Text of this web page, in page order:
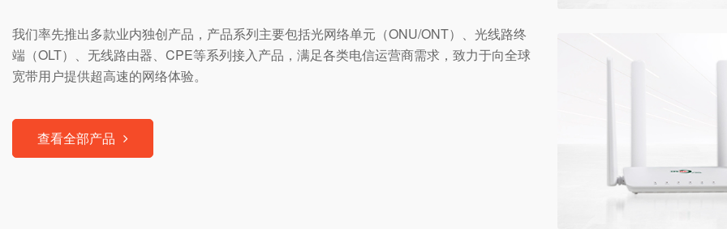
我们率先推出多款业内独创产品，产品系列主要包括光网络单元（ONU/ONT）、光线路终
端（OLT）、无线路由器、CPE等系列接入产品，满足各类电信运营商需求，致力于向全球
宽带用户提供超高速的网络体验。
查看全部产品